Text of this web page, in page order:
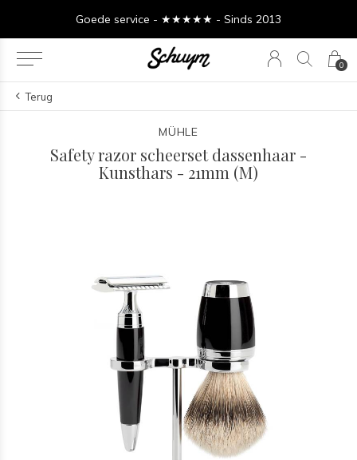
0
Goede service - ★★★★★ - Sinds 2013
Terug
MÜHLE
Safety razor scheerset dassenhaar -
Kunsthars - 21mm (M)